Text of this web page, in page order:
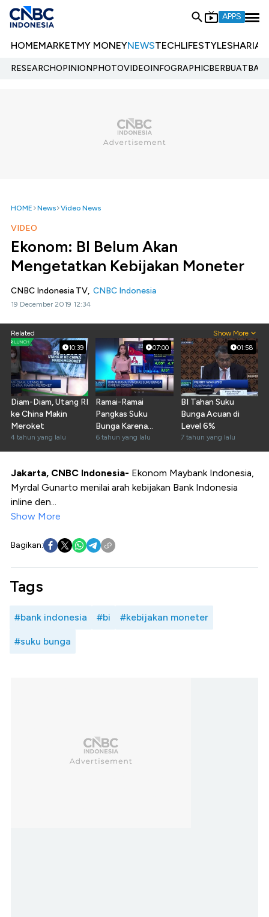
APPS
HOMEMARKETMY MONEYNEWSTECHLIFESTYLESHARIA
RESEARCHOPINIONPHOTOVIDEOINFOGRAPHIC
HOME News Video News
VIDEO
Ekonom: BI Belum Akan
Mengetatkan Kebijakan Moneter
CNBC Indonesia TV, CNBC Indonesia
19 December 2019 12:34
Related Show More
10:39
Diam-Diam, Utang RI
ke China Makin
Meroket
4 tahun yang lalu
07:00
Ramai-Ramai
Pangkas Suku
Bunga Karena
Corona
6 tahun yang lalu
01:58
BI Tahan Suku
Bunga Acuan di
Level 6%
7 tahun yang lalu
Jakarta, CNBC Indonesia- Ekonom Maybank Indonesia,
Myrdal Gunarto menilai arah kebijakan Bank Indonesia
inline den...
Show More
Bagikan:
Tags
#bank indonesia #bi #kebijakan moneter
#suku bunga